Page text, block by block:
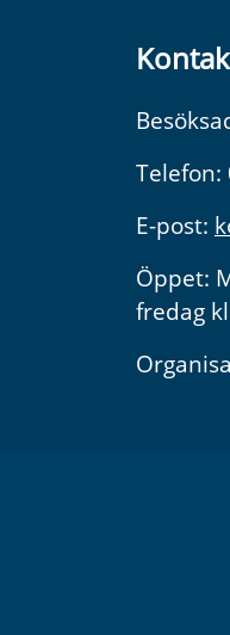
Telefon:
E-post:
Öppet:
fredag